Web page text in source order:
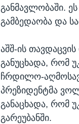
განმავლობაში.
გამბედაობა და
აშშ-ის
განუცხადა, რომ
ჩრდილო-
პრეზიდენტმა
განაცხადა, რომ
გარეუბანში.